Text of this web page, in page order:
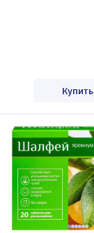
Купить